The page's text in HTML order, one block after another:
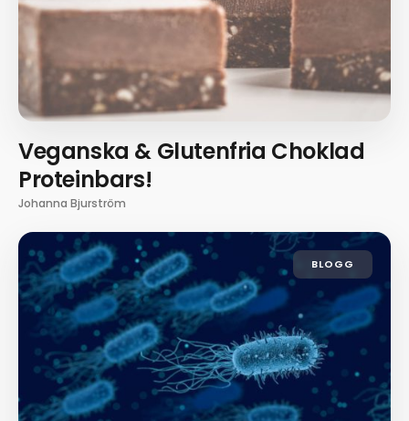
Veganska & Glutenfria Choklad
Proteinbars!
Johanna Bjurström
BLOGG